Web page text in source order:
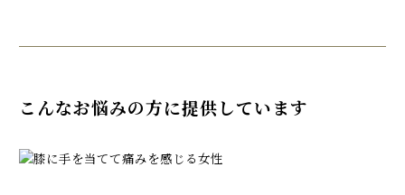
こんなお悩みの方に提供しています